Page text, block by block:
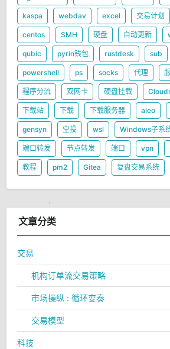
kaspa webdav excel 交易计划
centos SMH 硬盘 自动更新
qubic pyrin钱包 rustdesk sub
powershell ps socks 代理
程序分流 双网卡 硬盘挂载
下载站 下载 下载服务器 aleo
gensyn 空投 wsl Windows子系
端口转发 节点转发 端口 vpn
教程 pm2 Gitea 复盘交易系统
文章分类
交易
机构订单流交易策略
市场操纵 : 循环变奏
交易模型
科技